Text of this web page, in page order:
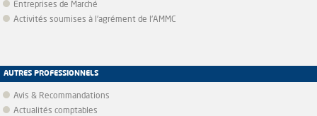
Entreprises de Marché
Activités soumises à l'agrément de l'AMMC
AUTRES PROFESSIONNELS
Avis & Recommandations
Actualités comptables